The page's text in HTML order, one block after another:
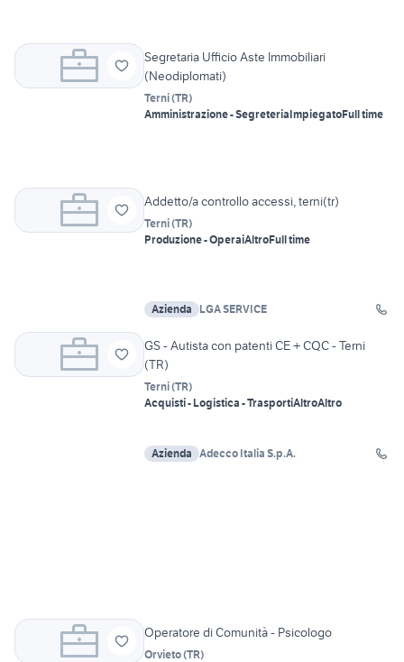
Segretaria Ufficio Aste Immobiliari
(Neodiplomati)
Terni(TR)
Amministrazione - SegreteriaImpiegatoFull time
Addetto/a controllo accessi, terni(tr)
Terni(TR)
Produzione - OperaiAltroFull time
Azienda LGA SERVICE
GS - Autista con patenti CE + CQC - Terni
(TR)
Terni(TR)
Acquisti - Logistica - TrasportiAltroAltro
Azienda Adecco Italia S.p.A.
Operatore di Comunità - Psicologo
Orvieto(TR)